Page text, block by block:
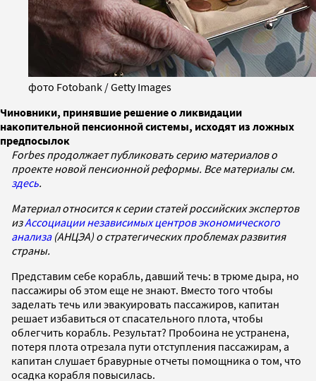
фото Fotobank / Getty Images
Чиновники, принявшие решение о ликвидации
накопительной пенсионной системы, исходят из ложных
предпосылок
Forbes продолжает публиковать серию материалов о
проектеновой пенсионной реформы. Все материалы см.
здесь.
Материал относится к серии статей российских экспертов
изАссоциации независимых центров экономического
анализа (АНЦЭА) о стратегических проблемах развития
страны.
Представим себе корабль, давший течь: в трюме дыра, но
пассажиры об этом еще не знают. Вместо того чтобы
заделать течь или эвакуировать пассажиров, капитан
решает избавиться от спасательного плота, чтобы
облегчить корабль. Результат? Пробоина не устранена,
потеря плота отрезала пути отступления пассажирам, а
капитан слушает бравурные отчеты помощника о том, что
осадка корабля повысилась.